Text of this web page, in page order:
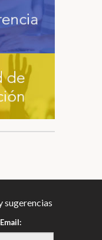
sugerencias
Email: